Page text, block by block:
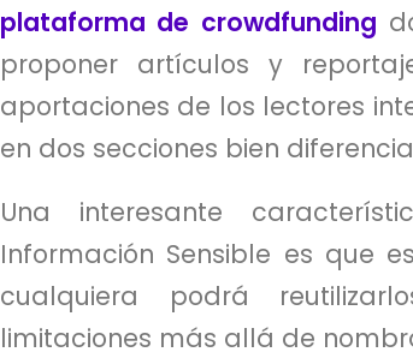
plataforma de crowdfunding
proponer artículos y
aportaciones de los lectores
en dos secciones bien
Una interesante
Información Sensible es que
cualquiera podrá
limitaciones más allá de